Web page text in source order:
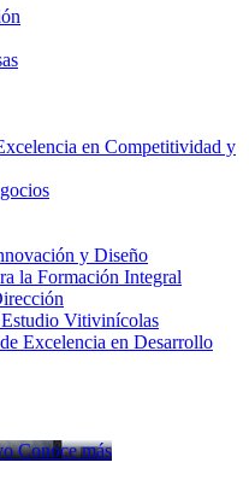
en Competitividad y
y Diseño
la Formación Integral
Vitivinícolas
Excelencia en Desarrollo
Conoce más